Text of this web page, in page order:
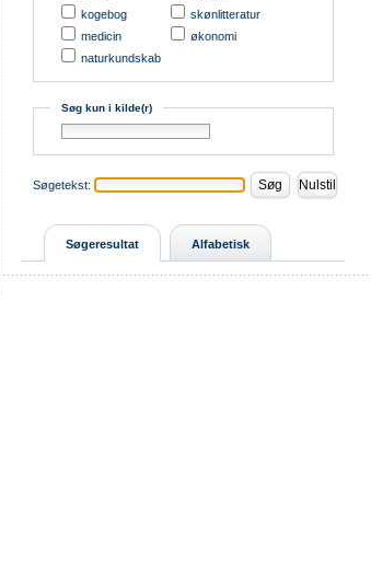
kogebog
medicin
naturkundskab
skønlitteratur
økonomi
Søg kun i kilde(r)
Søgetekst:
Søgeresultat Alfabetisk